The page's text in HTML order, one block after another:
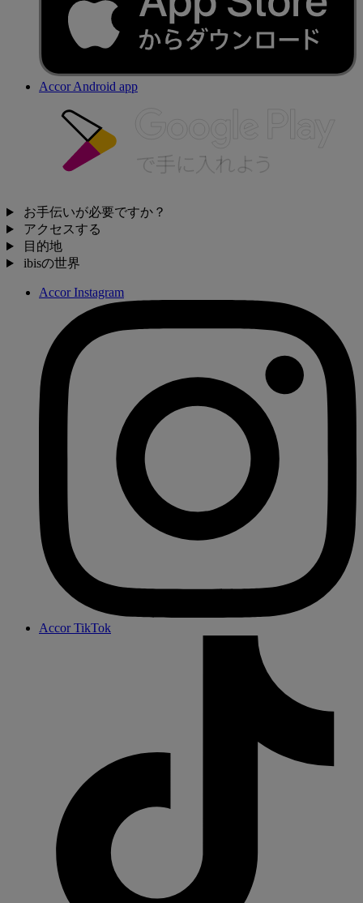
Accor Android app
お手伝いが必要ですか？
アクセスする
目的地
ibisの世界
Accor Instagram
Accor TikTok